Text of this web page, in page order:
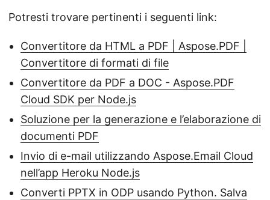
Potresti trovare pertinenti i seguenti link:
Convertitore da HTML a PDF | Aspose.PDF |
Convertitore di formati di file
Convertitore da PDF a DOC - Aspose.PDF
Cloud SDK per Node.js
Soluzione per la generazione e l’elaborazione di
documenti PDF
Invio di e-mail utilizzando Aspose.Email Cloud
nell’app Heroku Node.js
Converti PPTX in ODP usando Python. Salva